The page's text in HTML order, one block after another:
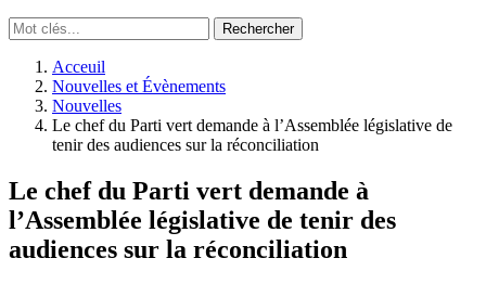
Acceuil
Nouvelles et Évènements
Nouvelles
Le chef du Parti vert demande à l’Assemblée législative de
tenir des audiences sur la réconciliation
Le chef du Parti vert demande à
l’Assemblée législative de tenir des
audiences sur la réconciliation